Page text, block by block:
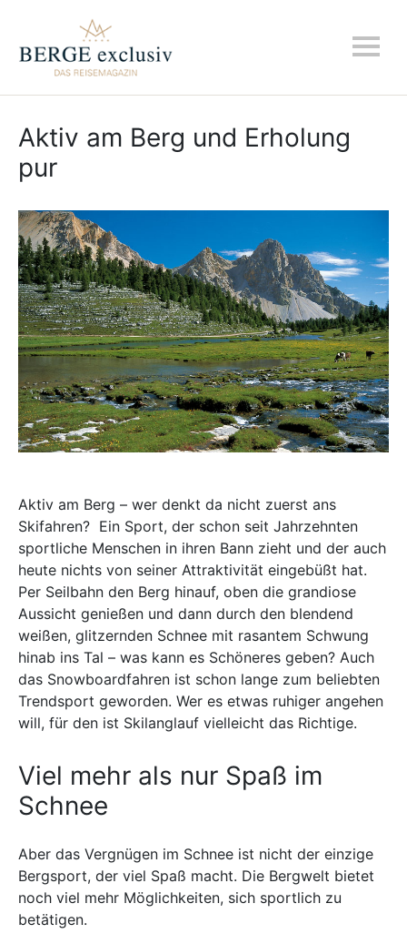
Aktiv am Berg und Erholung
pur
Aktiv am Berg – wer denkt da nicht zuerst ans
Skifahren? Ein Sport, der schon seit Jahrzehnten
sportliche Menschen in ihren Bann zieht und der auch
heute nichts von seiner Attraktivität eingebüßt hat.
Per Seilbahn den Berg hinauf, oben die grandiose
Aussicht genießen und dann durch den blendend
weißen, glitzernden Schnee mit rasantem Schwung
hinab ins Tal – was kann es Schöneres geben? Auch
das Snowboardfahren ist schon lange zum beliebten
Trendsport geworden. Wer es etwas ruhiger angehen
will, für den ist Skilanglauf vielleicht das Richtige.
Viel mehr als nur Spaß im
Schnee
Aber das Vergnügen im Schnee ist nicht der einzige
Bergsport, der viel Spaß macht. Die Bergwelt bietet
noch viel mehr Möglichkeiten, sich sportlich zu
betätigen.